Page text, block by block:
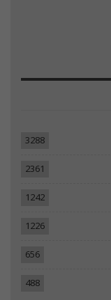
3288
2361
1242
1226
656
488